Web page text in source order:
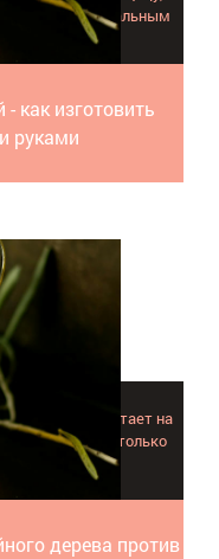
как изготовить
руками
оригинальным
дерева против
плесени сработает на
гибнут не только
споры.